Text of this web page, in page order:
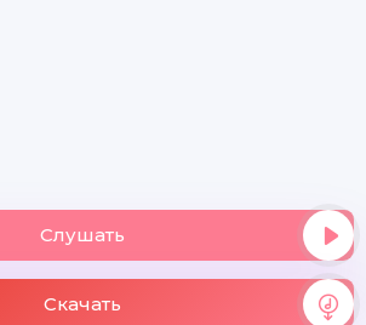
Слушать
Скачать